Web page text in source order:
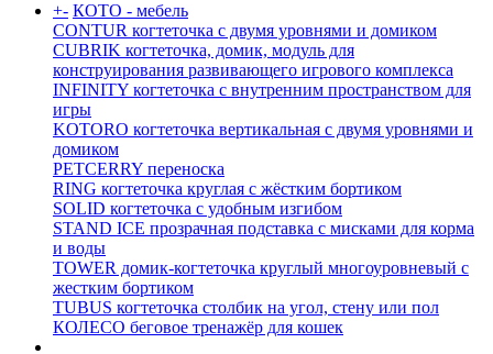
+- КОТО - мебель
CONTUR когтеточка с двумя уровнями и домиком
CUBRIK когтеточка, домик, модуль для
конструирования развивающего игрового комплекса
INFINITY когтеточка с внутренним пространством для
игры
KOTORO когтеточка вертикальная с двумя уровнями и
домиком
PETCERRY переноска
RING когтеточка круглая с жёстким бортиком
SOLID когтеточка с удобным изгибом
STAND ICE прозрачная подставка с мисками для корма
и воды
TOWER домик-когтеточка круглый многоуровневый с
жестким бортиком
TUBUS когтеточка столбик на угол, стену или пол
КОЛЕСО беговое тренажёр для кошек